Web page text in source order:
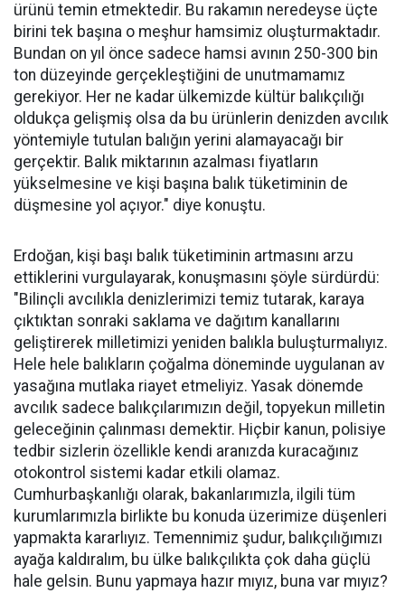
ürünü temin etmektedir. Bu rakamın neredeyse üçte
birini tek başına o meşhur hamsimiz oluşturmaktadır.
Bundan on yıl önce sadece hamsi avının 250-300 bin
ton düzeyinde gerçekleştiğini de unutmamamız
gerekiyor. Her ne kadar ülkemizde kültür balıkçılığı
oldukça gelişmiş olsa da bu ürünlerin denizden avcılık
yöntemiyle tutulan balığın yerini alamayacağı bir
gerçektir. Balık miktarının azalması fiyatların
yükselmesine ve kişi başına balık tüketiminin de
düşmesine yol açıyor." diye konuştu.
Erdoğan, kişi başı balık tüketiminin artmasını arzu
ettiklerini vurgulayarak, konuşmasını şöyle sürdürdü:
"Bilinçli avcılıkla denizlerimizi temiz tutarak, karaya
çıktıktan sonraki saklama ve dağıtım kanallarını
geliştirerek milletimizi yeniden balıkla buluşturmalıyız.
Hele hele balıkların çoğalma döneminde uygulanan av
yasağına mutlaka riayet etmeliyiz. Yasak dönemde
avcılık sadece balıkçılarımızın değil, topyekun milletin
geleceğinin çalınması demektir. Hiçbir kanun, polisiye
tedbir sizlerin özellikle kendi aranızda kuracağınız
otokontrol sistemi kadar etkili olamaz.
Cumhurbaşkanlığı olarak, bakanlarımızla, ilgili tüm
kurumlarımızla birlikte bu konuda üzerimize düşenleri
yapmakta kararlıyız. Temennimiz şudur, balıkçılığımızı
ayağa kaldıralım, bu ülke balıkçılıkta çok daha güçlü
hale gelsin. Bunu yapmaya hazır mıyız, buna var mıyız?